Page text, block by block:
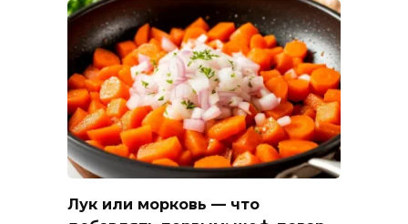
Лук или морковь — что